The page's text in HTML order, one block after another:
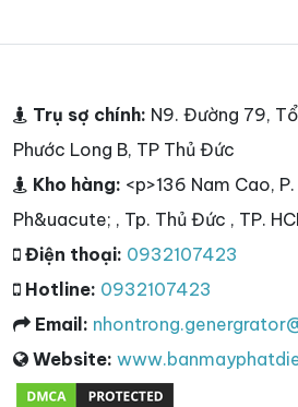
Trụ sợ chính: N9. Đường 79, Tổ
Phước Long B, TP Thủ Đức
Kho hàng: <p>136 Nam Cao,
Ph&uacute; , Tp. Thủ Đức , TP.
Điện thoại: 0932107423
Hotline: 0932107423
Email:
Website: